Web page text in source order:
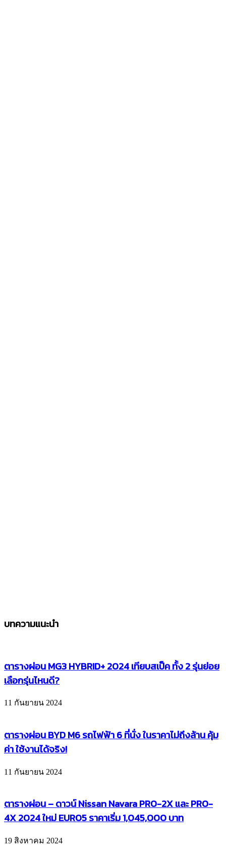
บทความแนะนำ
ตารางผ่อน MG3 HYBRID+ 2024 เทียบสเป็ค ทั้ง 2 รุ่นย่อย
เลือกรุ่นไหนดี?
11 กันยายน 2024
ตารางผ่อน BYD M6 รถไฟฟ้า 6 ที่นั่ง ในราคาไม่ถึงล้าน คุ้ม
ค่า ใช้งานได้จริง!
11 กันยายน 2024
ตารางผ่อน – ดาวน์ Nissan Navara PRO-2X และ PRO-
4X 2024 ใหม่ EURO5 ราคาเริ่ม 1,045,000 บาท
19 สิงหาคม 2024